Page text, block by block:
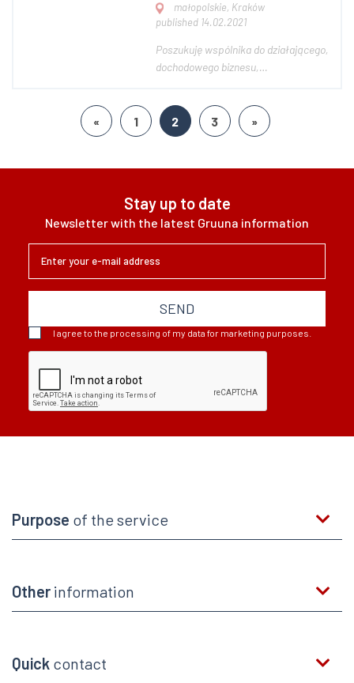
małopolskie, Kraków
published 14.02.2021
Poszukuję wspólnika do działającego,
dochodowego biznesu,
realizacji celów oraz nastawionego
pozytywnie. Szukam kogoś, komu
można zaufać i na nim polegać.
dobrze zarabia (pandemia w...
« 1 2 3 »
Stay up to date
Newsletter with the latest Gruuna information
SEND
I agree to the processing of my data for marketing purposes.
Purpose of the service
Other information
Quick contact